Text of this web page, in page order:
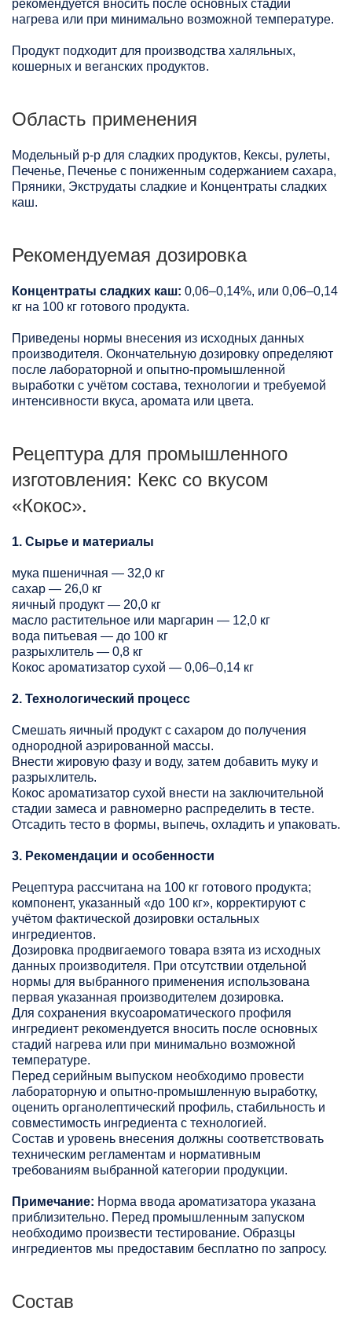
рекомендуется вносить после основных стадий
нагрева или при минимально возможной температуре.
Продукт подходит для производства халяльных,
кошерных и веганских продуктов.
Область применения
Модельный р-р для сладких продуктов, Кексы, рулеты,
Печенье, Печенье с пониженным содержанием сахара,
Пряники, Экструдаты сладкие и Концентраты сладких
каш.
Рекомендуемая дозировка
Концентраты сладких каш: 0,06–0,14%, или 0,06–0,14
кг на 100 кг готового продукта.
Приведены нормы внесения из исходных данных
производителя. Окончательную дозировку определяют
после лабораторной и опытно-промышленной
выработки с учётом состава, технологии и требуемой
интенсивности вкуса, аромата или цвета.
Рецептура для промышленного
изготовления: Кекс со вкусом
«Кокос».
1. Сырье и материалы
мука пшеничная — 32,0 кг
сахар — 26,0 кг
яичный продукт — 20,0 кг
масло растительное или маргарин — 12,0 кг
вода питьевая — до 100 кг
разрыхлитель — 0,8 кг
Кокос ароматизатор сухой — 0,06–0,14 кг
2. Технологический процесс
Смешать яичный продукт с сахаром до получения
однородной аэрированной массы.
Внести жировую фазу и воду, затем добавить муку и
разрыхлитель.
Кокос ароматизатор сухой внести на заключительной
стадии замеса и равномерно распределить в тесте.
Отсадить тесто в формы, выпечь, охладить и упаковать.
3. Рекомендации и особенности
Рецептура рассчитана на 100 кг готового продукта;
компонент, указанный «до 100 кг», корректируют с
учётом фактической дозировки остальных
ингредиентов.
Дозировка продвигаемого товара взята из исходных
данных производителя. При отсутствии отдельной
нормы для выбранного применения использована
первая указанная производителем дозировка.
Для сохранения вкусоароматического профиля
ингредиент рекомендуется вносить после основных
стадий нагрева или при минимально возможной
температуре.
Перед серийным выпуском необходимо провести
лабораторную и опытно-промышленную выработку,
оценить органолептический профиль, стабильность и
совместимость ингредиента с технологией.
Состав и уровень внесения должны соответствовать
техническим регламентам и нормативным
требованиям выбранной категории продукции.
Примечание: Норма ввода ароматизатора указана
приблизительно. Перед промышленным запуском
необходимо произвести тестирование. Образцы
ингредиентов мы предоставим бесплатно по запросу.
Состав